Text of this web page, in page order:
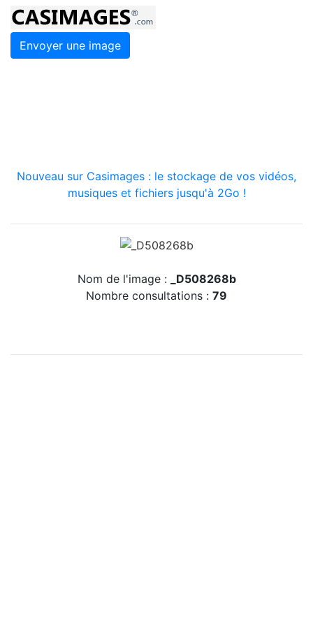
Envoyer une image
Nouveau sur Casimages : le stockage de vos vidéos,
musiques et fichiers jusqu'à 2Go !
Nom de l'image :
_D508268b
Nombre consultations : 79